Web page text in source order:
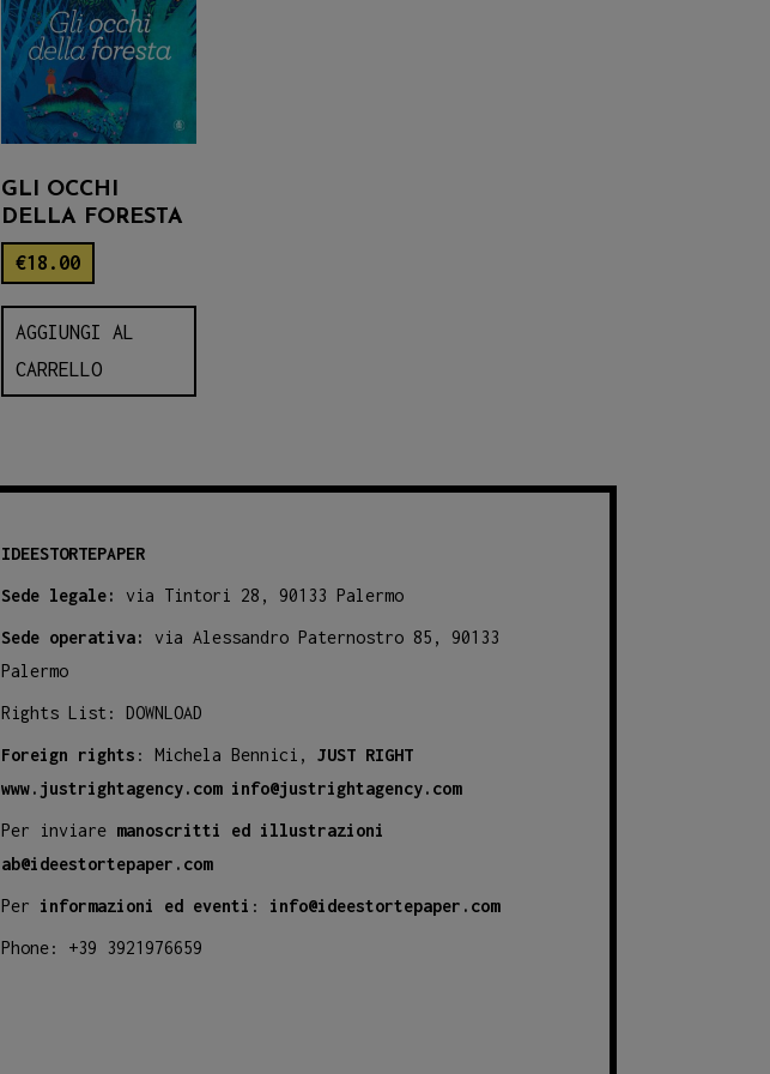
GLI OCCHI
DELLA FORESTA
€18.00
AGGIUNGI AL
CARRELLO
IDEESTORTEPAPER
Sede legale: via Tintori 28, 90133 Palermo
Sede operativa:
via Alessandro Paternostro 85, 90133
Palermo
Rights List:DOWNLOAD
Foreign rights : Michela Bennici,JUST RIGHT
www.justrightagency.com info@justrightagency.com
Per inviare manoscritti ed illustrazioni
ab@ideestortepaper.com
Per informazioni ed eventi : info@ideestortepaper.com
Phone: +39 3921976659